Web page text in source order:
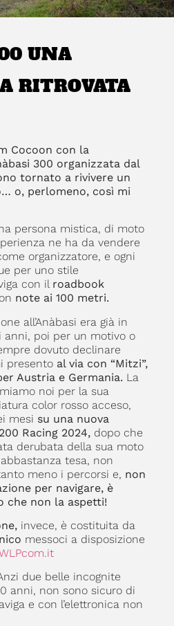
UNA
RITROVATA
Cocoon con la
300 organizzata dal
tornato a rivivere un
o, perlomeno, così mi
persona mistica, di moto
ne ha da vendere
organizzatore, e ogni
per uno stile
con il roadbook
note ai 100 metri.
all’Anàbasi era già in
anni, poi per un motivo o
dovuto declinare
presento al via con “Mitzi”,
Austria e Germania. La
noi per la sua
color rosso acceso,
mesi su una nuova
Racing 2024, dopo che
derubata della sua moto
tesa, non
meno i percorsi e, non
per navigare, è
che non la aspetti!
invece, è costituita da
messoci a disposizione
due belle incognite
anni, non sono sicuro di
e con l’elettronica non